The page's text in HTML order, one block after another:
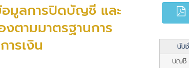
อมูลการปิดบัญชี และ
งตามมาตรฐานการ
ารเงิน
นับ
บัญชี